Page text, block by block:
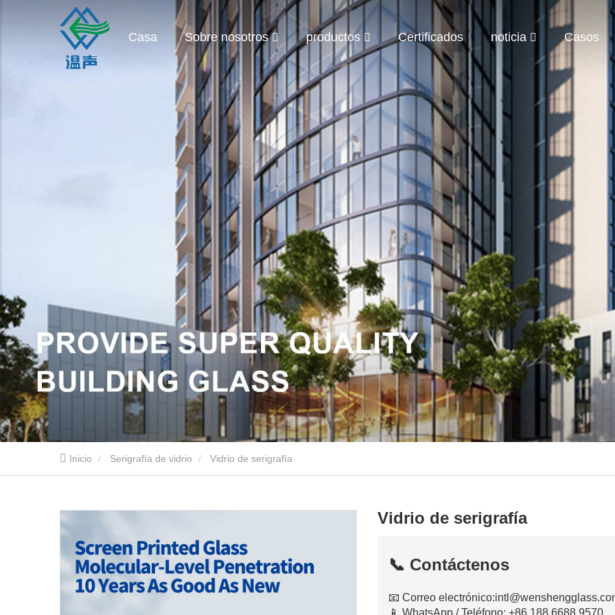
Casa Sobre nosotros productos Certificados noticia Casos
Inicio Serigrafía de vidrio Vidrio de serigrafía
Vidrio de serigrafía
📞 Contáctenos
📧 Correo electrónico:
📱 WhatsApp / Teléfono: +86 188 6688 9570